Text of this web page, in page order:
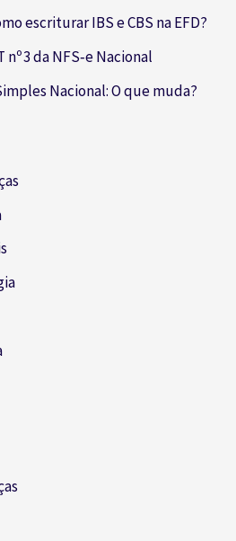
escriturar IBS e CBS na EFD?
3 da NFS‑e Nacional
Nacional: O que muda?